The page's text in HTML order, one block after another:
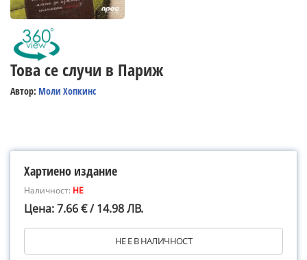
Това се случи в Париж
Автор: Моли Хопкинс
Хартиено издание
Наличност: НЕ
Цена: 7.66 € / 14.98 ЛВ.
НЕ Е В НАЛИЧНОСТ